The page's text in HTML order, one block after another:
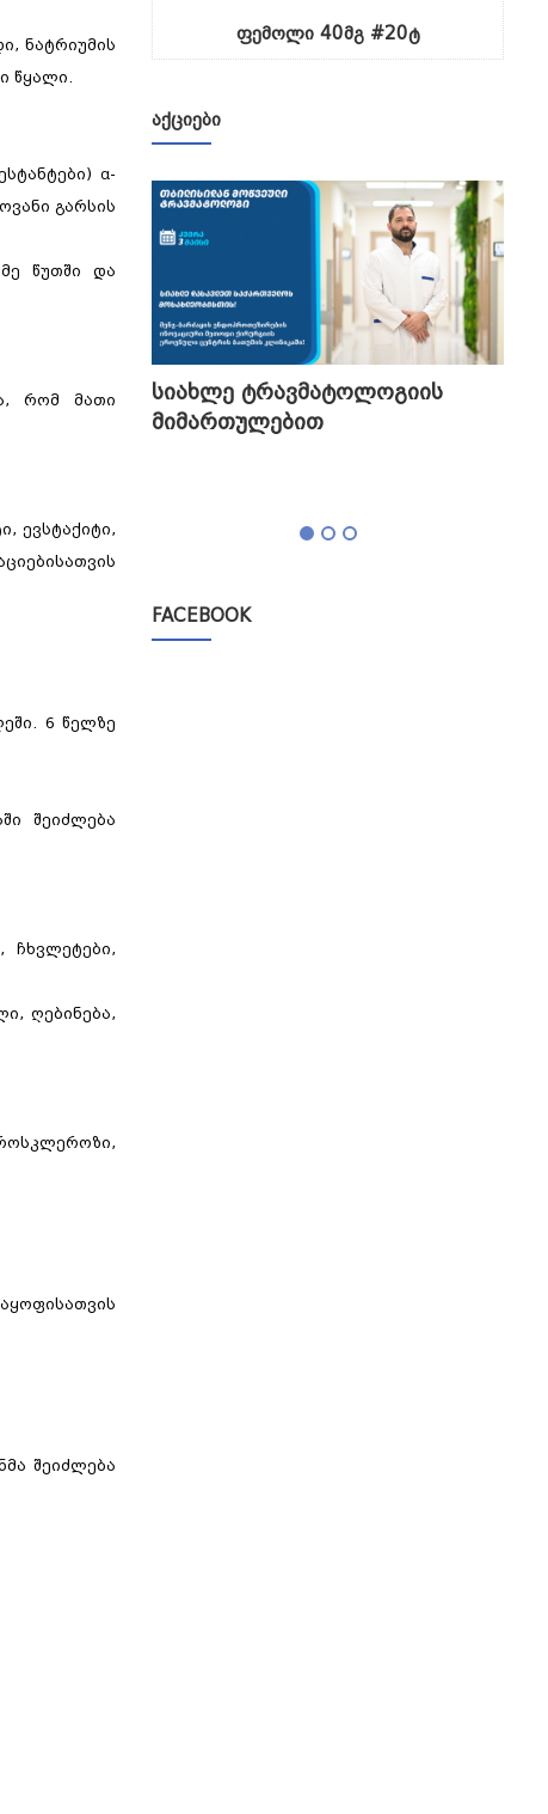
ნატრიუმის
წყალი.
α-
გარსის
წუთში და
რომ მათი
ევსტაქიტი,
6 წელზე
შეიძლება
ჩხვლეტები,
ღებინება,
შეიძლება
ფემოლი 40მგ #20ტ
ᲐᲥᲪᲘᲔᲑᲘ
სიახლე ტრავმატოლოგიის
მიმართულებით
FACEBOOK